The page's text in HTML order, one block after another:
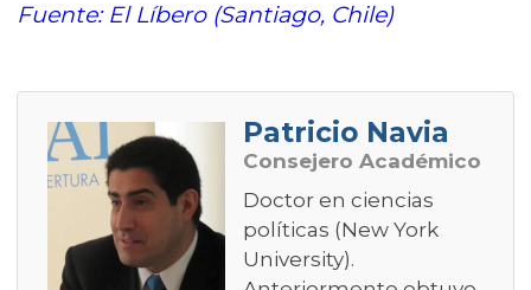
Fuente: El Líbero (Santiago, Chile)
Patricio Navia
Consejero Académico
Doctor en ciencias
políticas (New York
University).